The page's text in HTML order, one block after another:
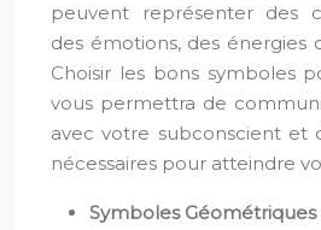
peuvent représenter des
des émotions, des énergies
Choisir les bons symboles
vous permettra de
avec votre subconscient et
nécessaires pour atteindre
Symboles Géométriques